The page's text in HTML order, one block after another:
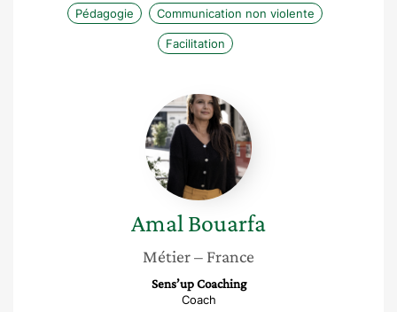
Pédagogie Communication non violente
Facilitation
Amal
Bouarfa
Amal Bouarfa
Métier– France
Sens’up Coaching
Coach